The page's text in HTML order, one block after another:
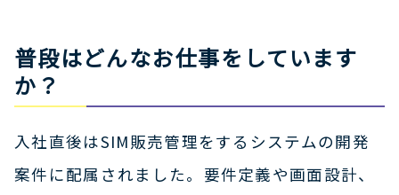
普段はどんなお仕事をしています
か？
入社直後はSIM販売管理をするシステムの開発
案件に配属されました。要件定義や画面設計、